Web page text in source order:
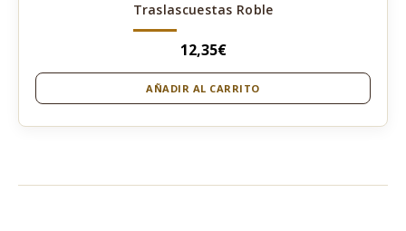
Traslascuestas Roble
12,35€
AÑADIR AL CARRITO